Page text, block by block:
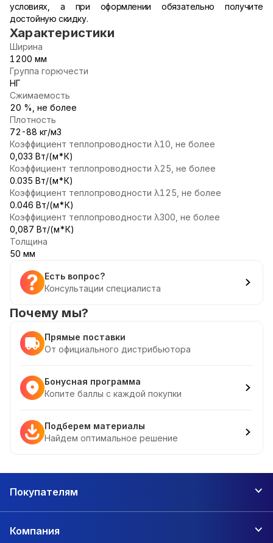
условиях, а при оформлении обязательно получите
достойную скидку.
Характеристики
Ширина
1200 мм
Группа горючести
НГ
Сжимаемость
20 %, не более
Плотность
72-88 кг/м3
Коэффициент теплопроводности λ10, не более
0,033 Вт/(м*К)
Коэффициент теплопроводности λ25, не более
0.035 Вт/(м*К)
Коэффициент теплопроводности λ125, не более
0.046 Вт/(м*К)
Коэффициент теплопроводности λ300, не более
0,087 Вт/(м*К)
Толщина
50 мм
Есть вопрос?
Консультации специалиста
Почему мы?
Прямые поставки
От официального дистрибьютора
Бонусная программа
Копите баллы с каждой покупки
Подберем материалы
Найдем оптимальное решение
Покупателям
Компания